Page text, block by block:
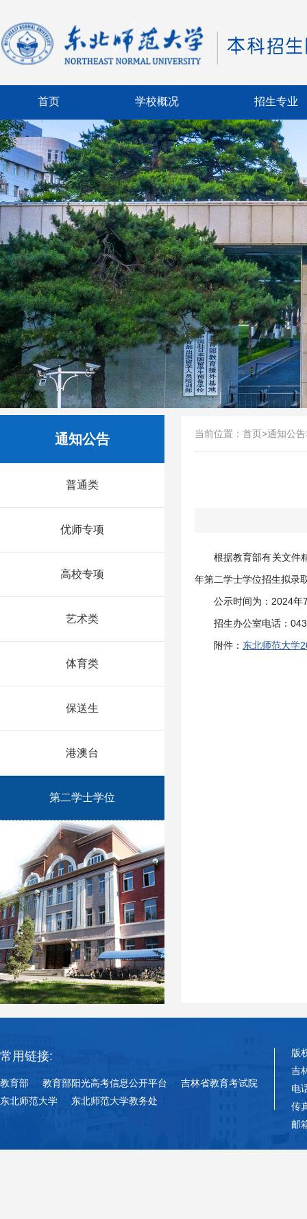
首页 学校概况 招生专业
通知公告
普通类
优师专项
高校专项
艺术类
体育类
保送生
港澳台
第二学士学位
当前位置： 首页>通知公告
根据教育部有关文件
年第二学士学位招生拟录
公示时间为：2024年
招生办公室电话：
附件： 东北师范大学
常用链接:
教育部 教育部阳光高考信息公开平台
吉林省教育考试院
东北师范大学
东北师范大学教务处
版
吉
电
传
邮